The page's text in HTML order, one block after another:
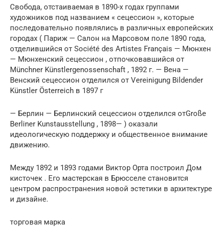
Свобода, отстаиваемая в 1890-х годах группами
художников под названием « сецессион », которые
последовательно появлялись в различных европейских
городах ( Париж — Салон на Марсовом поле 1890 года,
отделившийся от Société des Artistes Français — Мюнхен
— Мюнхенский сецессион , отпочковавшийся от
Münchner Künstlergenossenschaft , 1892 г. — Вена —
Венский сецессион отделился от Vereinigung Bildender
Künstler Österreich в 1897 г
— Берлин — Берлинский сецессион отделился отGroße
Berliner Kunstausstellung , 1898— ) оказали
идеологическую поддержку и общественное внимание
движению.
Между 1892 и 1893 годами Виктор Орта построил Дом
кисточек . Его мастерская в Брюсселе становится
центром распространения новой эстетики в архитектуре
и дизайне.
торговая марка